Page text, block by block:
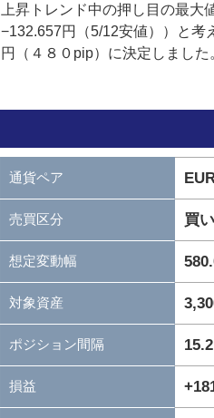
上昇トレンド中の押し目の最大
−132.657円（5/12安値））と考
円（４８０pip）に決定しました
通貨ペア
売買区分 買い
想定変動幅
対象資産
ポジション間隔
損益